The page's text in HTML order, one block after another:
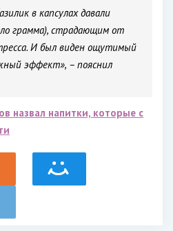
в капсулах давали
грамма), страдающим от
И был виден ощутимый
эффект», – пояснил
назвал напитки, которые с